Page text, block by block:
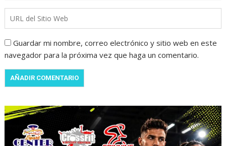
Guardar mi nombre, correo electrónico y sitio web en este
navegador para la próxima vez que haga un comentario.